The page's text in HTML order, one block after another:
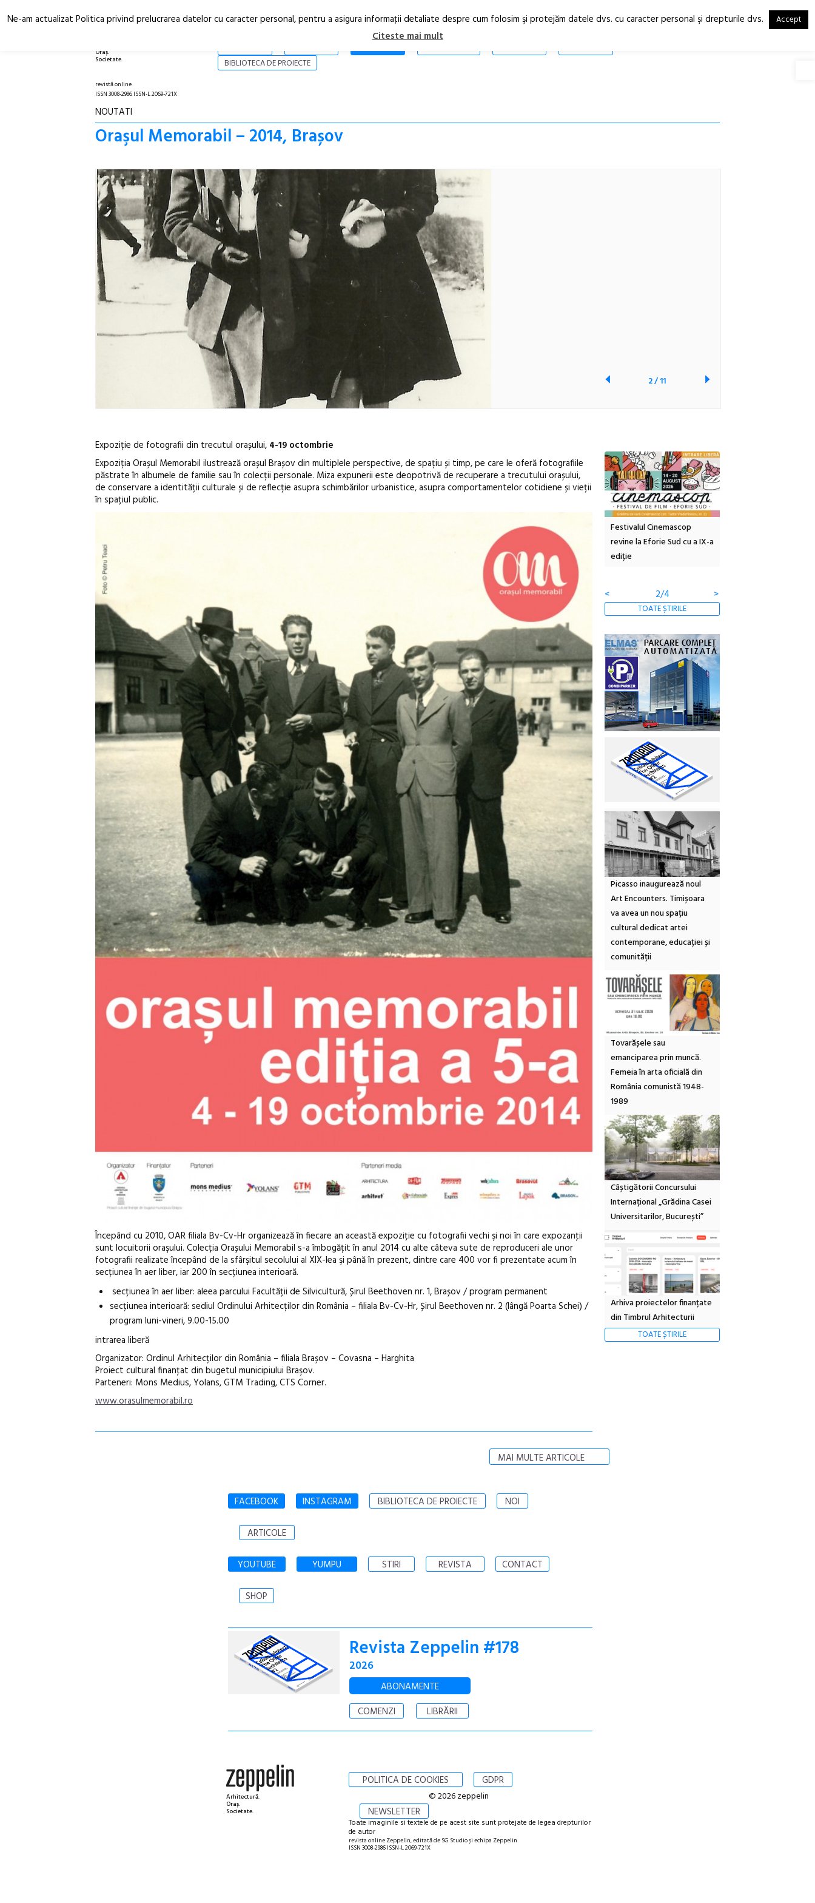
Oraș.
Societate.
RO
EN
STIRI
BIBLIOTECA DE PROIECTE
revistă online
ISSN 3008-2986 ISSN-L 2069-721X
NOUTATI
Oraşul Memorabil – 2014, Brașov
2/11
Expoziție de fotografii din trecutul orașului, 4-19 octombrie
Expoziția Orașul Memorabil ilustrează orașul Brașov din multiplele perspective, de spațiu și timp, pe care le oferă fotografiile
păstrate în albumele de familie sau în colecții personale. Miza expunerii este deopotrivă de recuperare a trecutului orașului,
de conservare a identității culturale și de reflecție asupra schimbărilor urbanistice, asupra comportamentelor cotidiene și vieții
în spațiul public.
Începând cu 2010, OAR filiala Bv-Cv-Hr organizează în fiecare an această expoziție cu fotografii vechi şi noi în care expozanţii
sunt locuitorii oraşului. Colecția Orașului Memorabil s-a îmbogățit în anul 2014 cu alte câteva sute de reproduceri ale unor
fotografii realizate începând de la sfârşitul secolului al XIX-lea şi până în prezent, dintre care 400 vor fi prezentate acum în
secțiunea în aer liber, iar 200 în secțiunea interioară.
secțiunea în aer liber: aleea parcului Facultății de Silvicultură, Șirul Beethoven nr. 1, Brașov / program permanent
secțiunea interioară: sediul Ordinului Arhitecților din România – filiala Bv-Cv-Hr, Șirul Beethoven nr. 2 (lângă Poarta Schei) /
program luni-vineri, 9.00-15.00
intrarea liberă
Organizator: Ordinul Arhitecților din România – filiala Brașov – Covasna – Harghita
Proiect cultural finanţat din bugetul municipiului Braşov.
Parteneri: Mons Medius, Yolans, GTM Trading, CTS Corner.
www.orasulmemorabil.ro
MAI MULTE ARTICOLE
Anuala de artă urbană
Artown NOW #5:
Gramatica libertății
Festivalul Cinemascop
revine la Eforie Sud cu a IX-a
ediție
<
3/4 >
TOATE ȘTIRILE
Picasso inaugurează noul
Art Encounters. Timișoara
va avea un nou spațiu
cultural dedicat artei
contemporane, educației și
comunității
Tovarășele sau
emanciparea prin muncă.
Femeia în arta oficială din
România comunistă 1948-
1989
Câștigătorii Concursului
Internațional „Grădina Casei
Universitarilor, București”
Arhiva proiectelor finanțate
din Timbrul Arhitecturii
TOATE ȘTIRILE
FACEBOOK INSTAGRAM BIBLIOTECA DE PROIECTE NOI
ARTICOLE
YOUTUBE YUMPU STIRI REVISTA CONTACT
SHOP
Revista Zeppelin #178
2026
ABONAMENTE
COMENZI
LIBRĂRII
Arhitectură.
Oraș.
Societate.
POLITICA DE COOKIES GDPR
NEWSLETTER
© 2026 zeppelin
Toate imaginile si textele de pe acest site sunt protejate de legea drepturilor
de autor
revista online Zeppelin, editată de SG Studio și echipa Zeppelin
ISSN 3008-2986 ISSN-L 2069-721X
Ne-am actualizat Politica privind prelucrarea datelor cu caracter personal, pentru a asigura informaţii detaliate despre cum folosim şi protejăm datele dvs. cu caracter personal şi drepturile dvs. Accept
Citeste mai mult